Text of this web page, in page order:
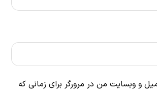
و وبسایت من در مرورگر برای زمانی که